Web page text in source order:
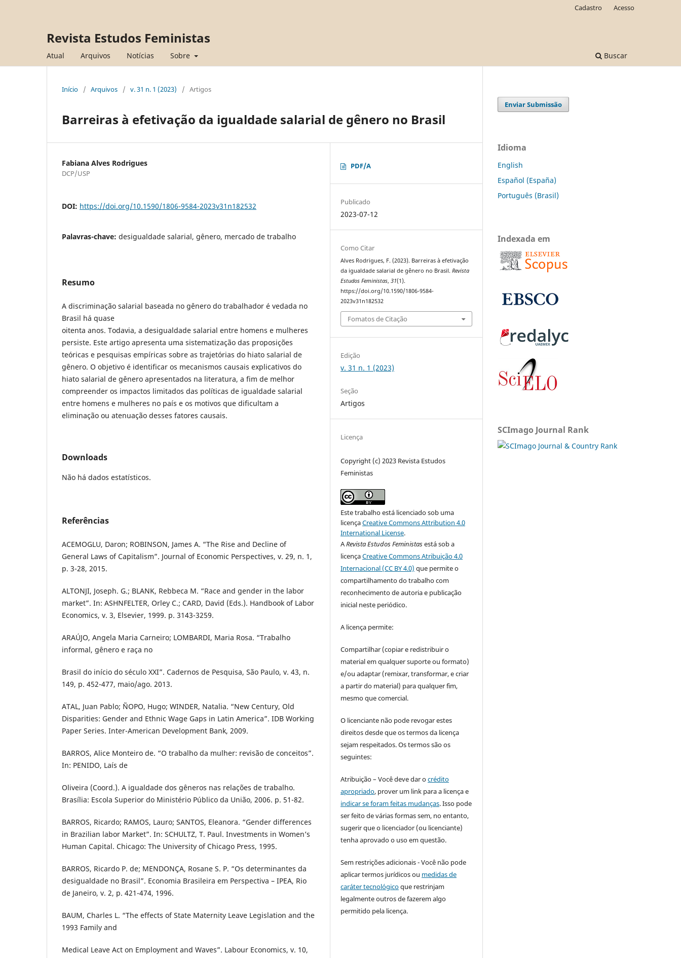
Revista Estudos Feministas
Atual Arquivos Notícias Sobre Buscar
Cadastro Acesso
Início / Arquivos / v. 31 n. 1 (2023) / Artigos
Barreiras à efetivação da igualdade salarial de gênero no Brasil
Fabiana Alves Rodrigues
DCP/USP
DOI: https://doi.org/10.1590/1806-9584-2023v31n182532
Palavras-chave: desigualdade salarial, gênero, mercado de trabalho
Resumo
A discriminação salarial baseada no gênero do trabalhador é vedada no
Brasil há quase
oitenta anos. Todavia, a desigualdade salarial entre homens e mulheres
persiste. Este artigo apresenta uma sistematização das proposições
teóricas e pesquisas empíricas sobre as trajetórias do hiato salarial de
gênero. O objetivo é identificar os mecanismos causais explicativos do
hiato salarial de gênero apresentados na literatura, a fim de melhor
compreender os impactos limitados das políticas de igualdade salarial
entre homens e mulheres no país e os motivos que dificultam a
eliminação ou atenuação desses fatores causais.
Downloads
Não há dados estatísticos.
Referências
ACEMOGLU, Daron; ROBINSON, James A. “The Rise and Decline of
General Laws of Capitalism”. Journal of Economic Perspectives, v. 29, n. 1,
p. 3-28, 2015.
ALTONJI, Joseph. G.; BLANK, Rebbeca M. “Race and gender in the labor
market”. In: ASHNFELTER, Orley C.; CARD, David (Eds.). Handbook of Labor
Economics, v. 3, Elsevier, 1999. p. 3143-3259.
ARAÚJO, Angela Maria Carneiro; LOMBARDI, Maria Rosa. “Trabalho
informal, gênero e raça no
Brasil do início do século XXI”. Cadernos de Pesquisa, São Paulo, v. 43, n.
149, p. 452-477, maio/ago. 2013.
ATAL, Juan Pablo; ÑOPO, Hugo; WINDER, Natalia. “New Century, Old
Disparities: Gender and Ethnic Wage Gaps in Latin America”. IDB Working
Paper Series. Inter-American Development Bank, 2009.
BARROS, Alice Monteiro de. “O trabalho da mulher: revisão de conceitos”.
In: PENIDO, Laís de
Oliveira (Coord.). A igualdade dos gêneros nas relações de trabalho.
Brasília: Escola Superior do Ministério Público da União, 2006. p. 51-82.
BARROS, Ricardo; RAMOS, Lauro; SANTOS, Eleanora. “Gender differences
in Brazilian labor Market”. In: SCHULTZ, T. Paul. Investments in Women’s
Human Capital. Chicago: The University of Chicago Press, 1995.
BARROS, Ricardo P. de; MENDONÇA, Rosane S. P. “Os determinantes da
desigualdade no Brasil”. Economia Brasileira em Perspectiva – IPEA, Rio
de Janeiro, v. 2, p. 421-474, 1996.
BAUM, Charles L. “The effects of State Maternity Leave Legislation and the
1993 Family and
Medical Leave Act on Employment and Waves”. Labour Economics, v. 10,
PDF/A
Publicado
2023-07-12
Como Citar
Alves Rodrigues, F. (2023). Barreiras à efetivação
da igualdade salarial de gênero no Brasil.Revista
Estudos Feministas,31(1).
https://doi.org/10.1590/1806-9584-
2023v31n182532
Fomatos de Citação
Edição
v. 31 n. 1 (2023)
Seção
Artigos
Licença
Copyright (c) 2023 Revista Estudos
Feministas
Este trabalho está licenciado sob uma
licençaCreative Commons Attribution 4.0
International License.
ARevista Estudos Feministasestá sob a
licençaCreative Commons Atribuição 4.0
Internacional (CC BY 4.0) que permite o
compartilhamento do trabalho com
reconhecimento de autoria e publicação
inicial neste periódico.
A licença permite:
Compartilhar (copiar e redistribuir o
material em qualquer suporte ou formato)
e/ou adaptar (remixar, transformar, e criar
a partir do material) para qualquer fim,
mesmo que comercial.
O licenciante não pode revogar estes
direitos desde que os termos da licença
sejam respeitados. Os termos são os
seguintes:
Atribuição – Você deve dar ocrédito
apropriado, prover um link para a licença e
indicar se foram feitas mudanças. Isso pode
ser feito de várias formas sem, no entanto,
sugerir que o licenciador (ou licenciante)
tenha aprovado o uso em questão.
Sem restrições adicionais - Você não pode
aplicar termos jurídicos ou medidas de
caráter tecnológicoque restrinjam
legalmente outros de fazerem algo
permitido pela licença.
Enviar Submissão
Idioma
English
Español (España)
Português (Brasil)
Indexada em
SCImago Journal Rank